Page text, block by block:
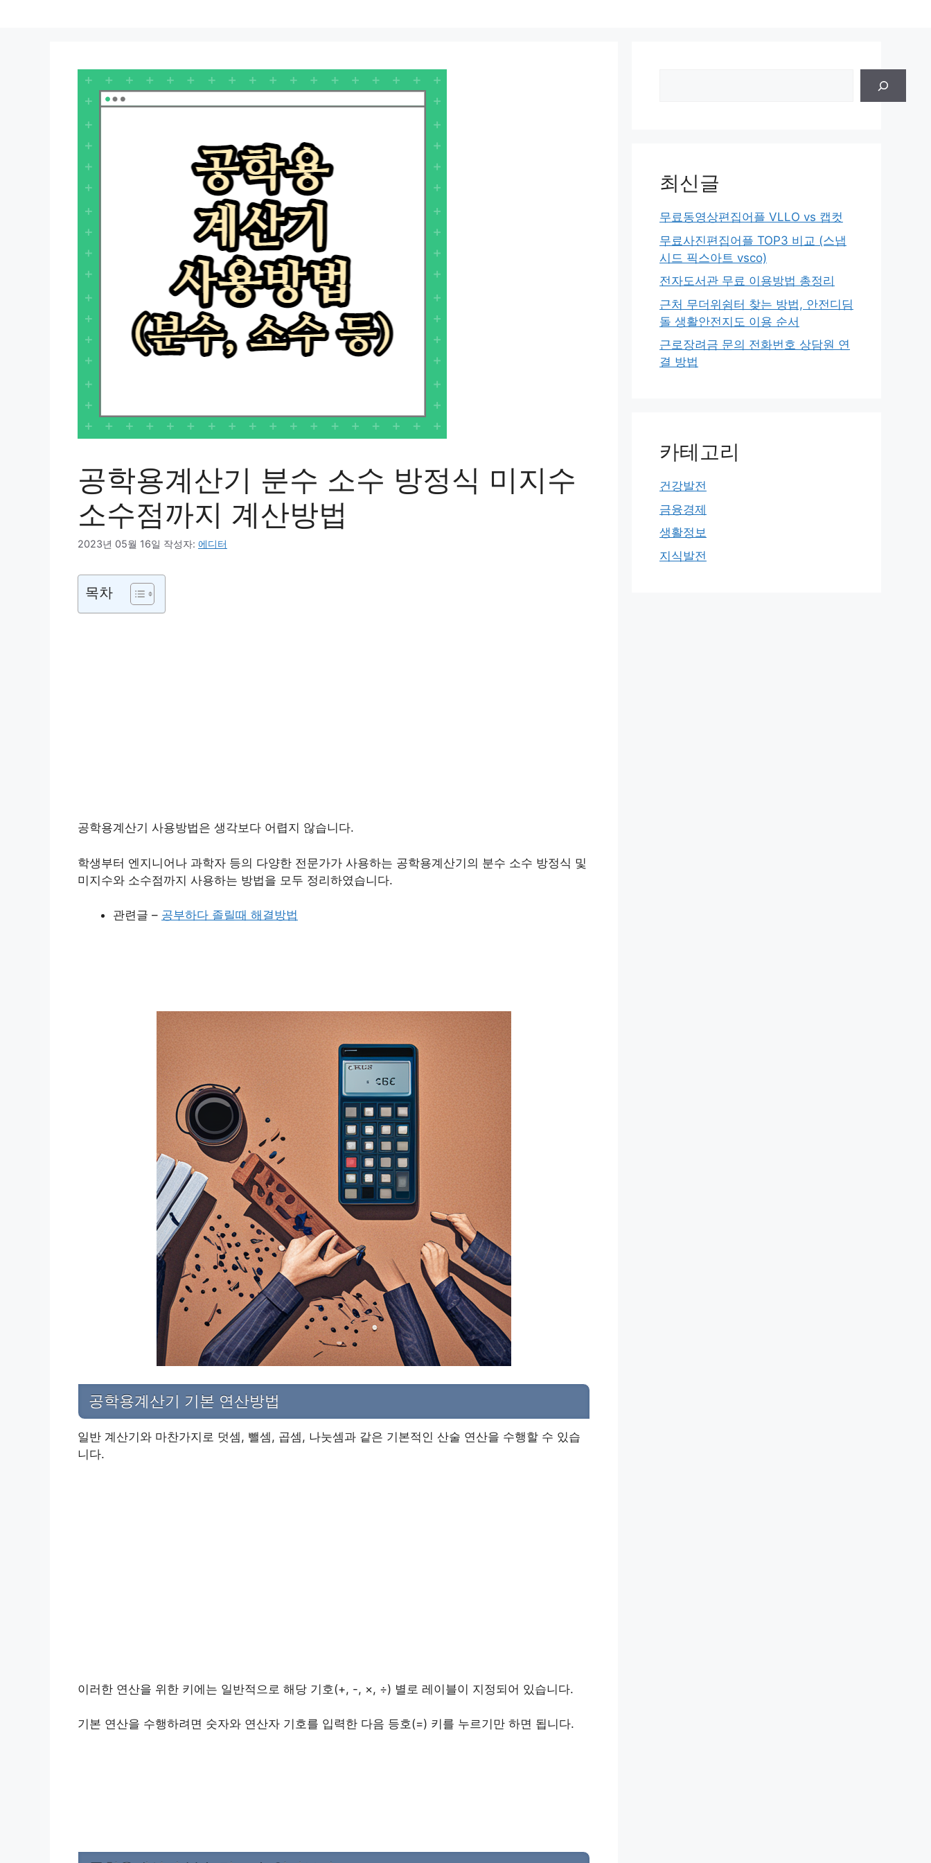
공학용계산기 분수 소수 방정식 미지수
소수점까지 계산방법
2023년 05월 16일 작성자: 에디터
목차
공학용계산기 사용방법은 생각보다 어렵지 않습니다.
학생부터 엔지니어나 과학자 등의 다양한 전문가가 사용하는 공학용계산기의 분수 소수 방정식 및
미지수와 소수점까지 사용하는 방법을 모두 정리하였습니다.
관련글 – 공부하다 졸릴때 해결방법
공학용계산기 기본 연산방법
일반 계산기와 마찬가지로 덧셈, 뺄셈, 곱셈, 나눗셈과 같은 기본적인 산술 연산을 수행할 수 있습
니다.
이러한 연산을 위한 키에는 일반적으로 해당 기호(+, -, ×, ÷) 별로 레이블이 지정되어 있습니다.
기본 연산을 수행하려면 숫자와 연산자 기호를 입력한 다음 등호(=) 키를 누르기만 하면 됩니다.
최신글
무료동영상편집어플 VLLO vs 캡컷
무료사진편집어플 TOP3 비교 (스냅
시드 픽스아트 vsco)
전자도서관 무료 이용방법 총정리
근처 무더위쉼터 찾는 방법, 안전디딤
돌 생활안전지도 이용 순서
근로장려금 문의 전화번호 상담원 연
결 방법
카테고리
건강발전
금융경제
생활정보
지식발전